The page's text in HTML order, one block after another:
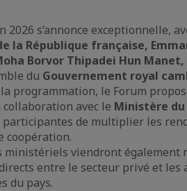
2026 s’annonce exceptionnelle,
la République française,
Borvor Thipadei Hun
du Gouvernement royal
programmation, le Forum
avec le Ministère du
de multiplier les
coopération.
ministériels viendront également
directs entre le secteur privé et
du pays.